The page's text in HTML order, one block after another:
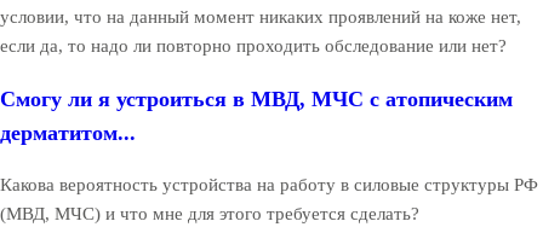
условии, что на данный момент никаких проявлений на коже нет,
если да, то надо ли повторно проходить обследование или нет?
Смогу ли я устроиться в МВД, МЧС с атопическим
дерматитом...
Какова вероятность устройства на работу в силовые структуры РФ
(МВД, МЧС) и что мне для этого требуется сделать?